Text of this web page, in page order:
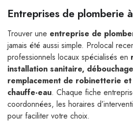
Entreprises de plomberie
Trouver une entreprise de
jamais été aussi simple. Prolocal
professionnels locaux spécialisés en
installation sanitaire,
remplacement de robinetterie
chauffe-eau. Chaque fiche
coordonnées, les horaires
pour faciliter votre choix.